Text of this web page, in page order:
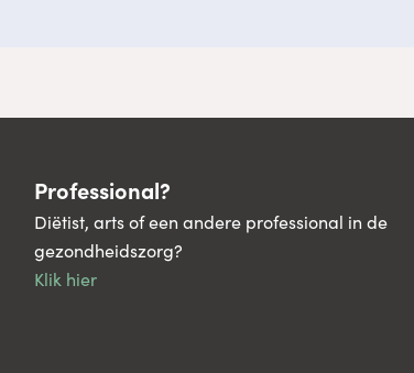
Professional?
Diëtist, arts of een andere professional in de
gezondheidszorg?
Klik hier